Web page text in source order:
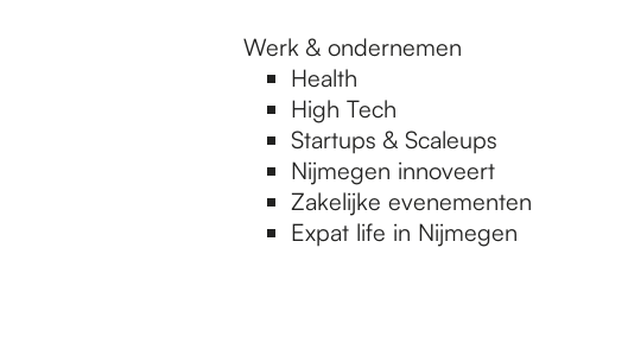
Werk & ondernemen
Health
High Tech
Startups & Scaleups
Nijmegen innoveert
Zakelijke evenementen
Expat life in Nijmegen